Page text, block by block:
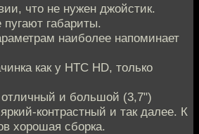
что не нужен джойстик.
габариты.
наиболее напоминает
как у HTC HD, только
и большой (3,7")
контрастный и так далее. К
хорошая сборка.